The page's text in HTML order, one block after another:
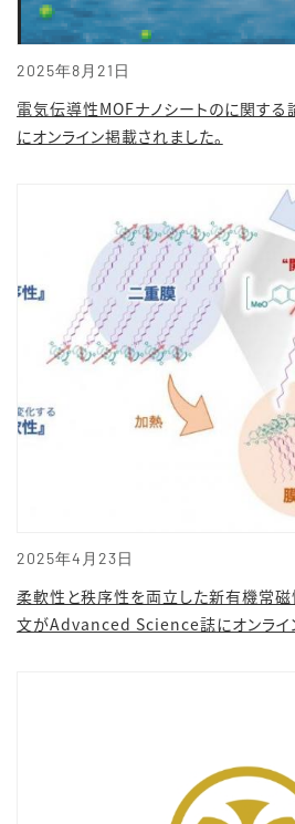
2025年8月21日
電気伝導性MOFナノシートのに関す
にオンライン掲載されました。
2025年4月23日
柔軟性と秩序性を両立した新有機常
文がAdvanced Science誌にオンライ